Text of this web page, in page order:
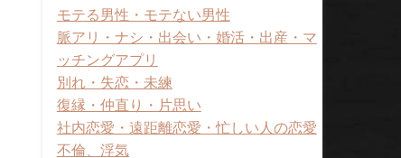
モテる男性・モテない男性
脈アリ・ナシ・出会い・婚活・出産・マ
ッチングアプリ
別れ・失恋・未練
復縁・仲直り・片思い
社内恋愛・遠距離恋愛・忙しい人の恋愛
不倫、浮気